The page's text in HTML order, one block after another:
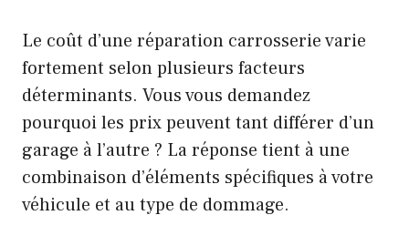
Le coût d’une réparation carrosserie varie
fortement selon plusieurs facteurs
déterminants. Vous vous demandez
pourquoi les prix peuvent tant différer d’un
garage à l’autre ? La réponse tient à une
combinaison d’éléments spécifiques à votre
véhicule et au type de dommage.